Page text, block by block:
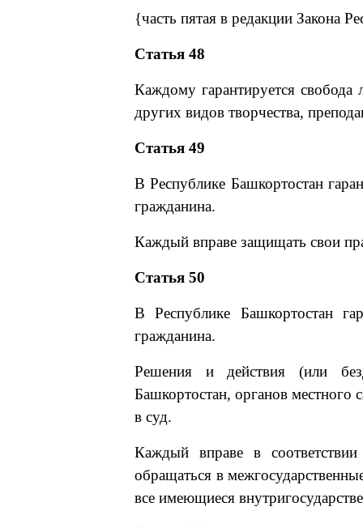
{часть пятая в редакции Закона
Статья 48
Каждому гарантируется свобода
других видов творчества,
Статья 49
В Республике Башкортостан
гражданина.
Каждый вправе защищать свои
Статья 50
В Республике Башкортостан
гражданина.
Решения и действия (или
Башкортостан, органов
в суд.
Каждый вправе в
обращаться в
все имеющиеся